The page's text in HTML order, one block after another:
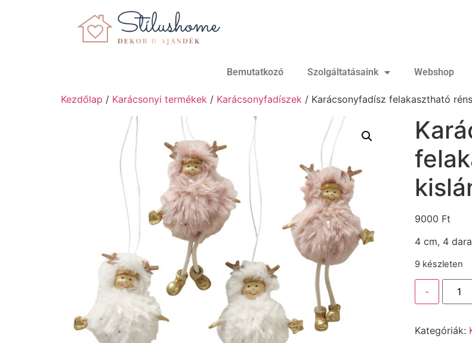
Bemutatkozó Szolgáltatásaink Webshop
Kezdőlap / Karácsonyi termékek / Karácsonyfadíszek / Karácsonyfadísz felakasztható
9000 Ft
4 cm, 4
9 készleten
-
Kategóriák: